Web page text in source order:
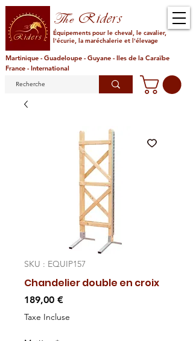
TheRiders
Équipements pour le cheval, le cavalier,
l'écurie, la maréchalerie et l'élevage
Martinique - Guadeloupe - Guyane - Iles de la Caraïbe
France - International
SKU : EQUIP157
Chandelier double en croix
189,00 €Prix
Taxe Incluse